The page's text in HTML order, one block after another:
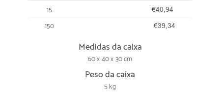
15 €40,94
150 €39,34
Medidas da caixa
60 x 40 x 30 cm
Peso da caixa
5 kg